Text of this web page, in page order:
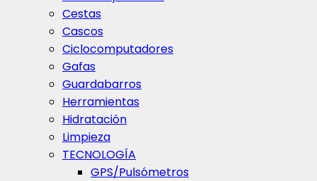
Cestas
Cascos
Ciclocomputadores
Gafas
Guardabarros
Herramientas
Hidratación
Limpieza
TECNOLOGÍA
GPS/Pulsómetros